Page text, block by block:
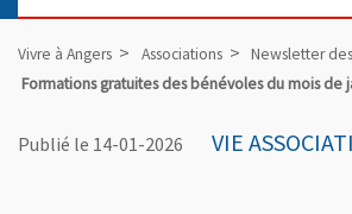
Vivre à Angers Associations
Newsletter
Formations gratuites des bénévoles du mois de
Publié le 14-01-2026 VIE